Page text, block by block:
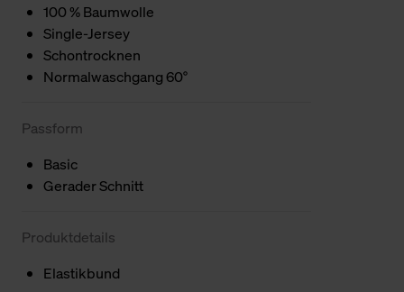
100 % Baumwolle
Single-Jersey
Schontrocknen
Normalwaschgang 60°
Passform
Basic
Gerader Schnitt
Produktdetails
Elastikbund